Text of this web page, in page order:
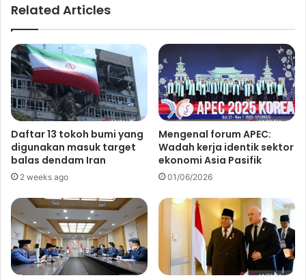
Related Articles
Daftar 13 tokoh bumi yang
digunakan masuk target
balas dendam Iran
2 weeks ago
Mengenal forum APEC:
Wadah kerja identik sektor
ekonomi Asia Pasifik
01/06/2026